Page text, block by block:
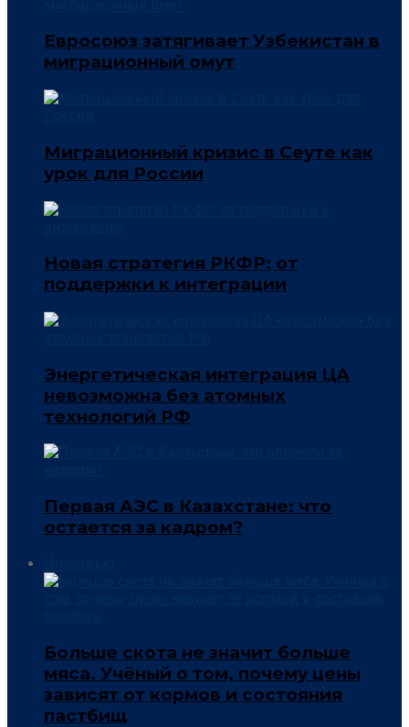
Евросоюз затягивает Узбекистан в
миграционный омут
Миграционный кризис в Сеуте как
урок для России
Новая стратегия РКФР: от
поддержки к интеграции
Энергетическая интеграция ЦА
невозможна без атомных
технологий РФ
Первая АЭС в Казахстане: что
остается за кадром?
Больше скота не значит больше
мяса. Учёный о том, почему цены
зависят от кормов и состояния
пастбищ